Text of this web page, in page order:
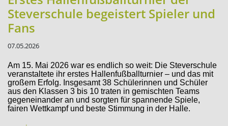
Steverschule begeistert Spieler und
Fans
07.05.2026
Am 15. Mai 2026 war es endlich so weit: Die Steverschule
veranstaltete ihr erstes Hallenfußballturnier – und das mit
großem Erfolg. Insgesamt 38 Schülerinnen und Schüler
aus den Klassen 3 bis 10 traten in gemischten Teams
gegeneinander an und sorgten für spannende Spiele,
fairen Wettkampf und beste Stimmung in der Halle.